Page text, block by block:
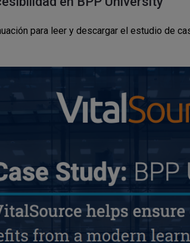
para leer y descargar el estudio de